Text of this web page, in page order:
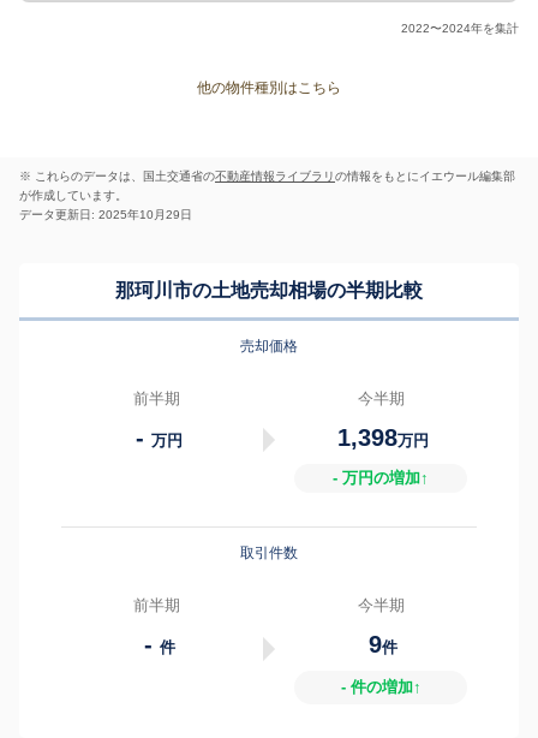
2022〜2024年を集計
他の物件種別はこちら
※ これらのデータは、国土交通省の不動産情報ライブラリの情報をもとにイエウール編集部
が作成しています。
データ更新日: 2025年10月29日
那珂川市の土地売却相場の半期比較
売却価格
前半期
-万円
今半期
1,398万円
- 万円の増加↑
取引件数
前半期
- 件
今半期
9件
- 件の増加↑